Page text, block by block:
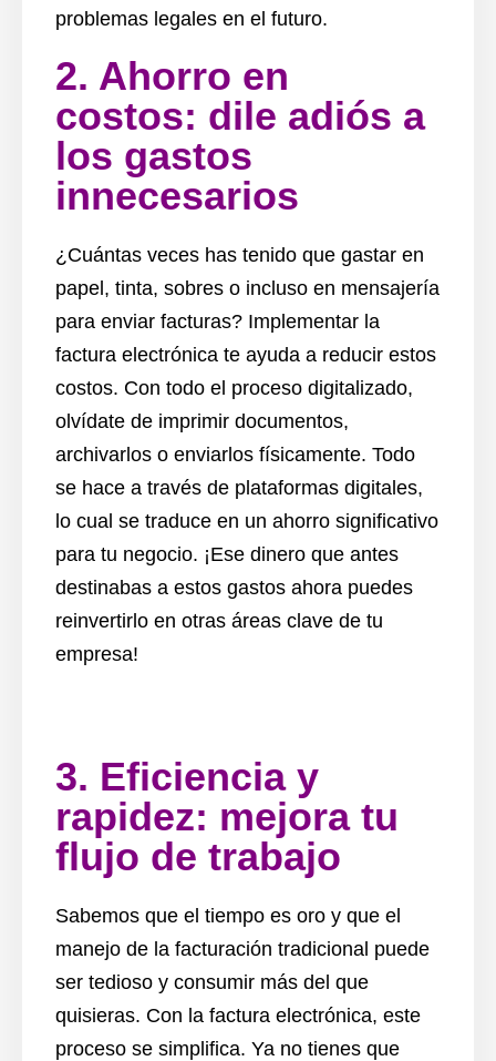
problemas legales en el futuro.
2. Ahorro en
costos: dile adiós a
los gastos
innecesarios
¿Cuántas veces has tenido que gastar en
papel, tinta, sobres o incluso en mensajería
para enviar facturas? Implementar la
factura electrónica te ayuda a reducir estos
costos. Con todo el proceso digitalizado,
olvídate de imprimir documentos,
archivarlos o enviarlos físicamente. Todo
se hace a través de plataformas digitales,
lo cual se traduce en un ahorro significativo
para tu negocio. ¡Ese dinero que antes
destinabas a estos gastos ahora puedes
reinvertirlo en otras áreas clave de tu
empresa!
3. Eficiencia y
rapidez: mejora tu
flujo de trabajo
Sabemos que el tiempo es oro y que el
manejo de la facturación tradicional puede
ser tedioso y consumir más del que
quisieras. Con la factura electrónica, este
proceso se simplifica. Ya no tienes que